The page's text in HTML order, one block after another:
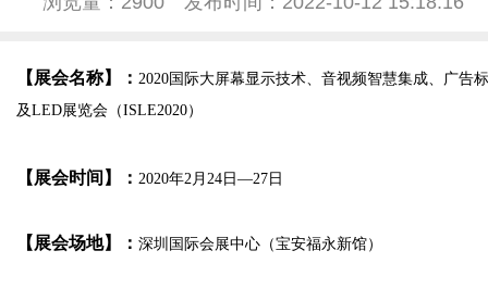
【展会名称】： 2020国际大屏幕显示技术、音视频智慧集成、广告
及LED展览会（ISLE2020）
【展会时间】： 2020年2月24日—27日
【展会场地】： 深圳国际会展中心（宝安福永新馆）